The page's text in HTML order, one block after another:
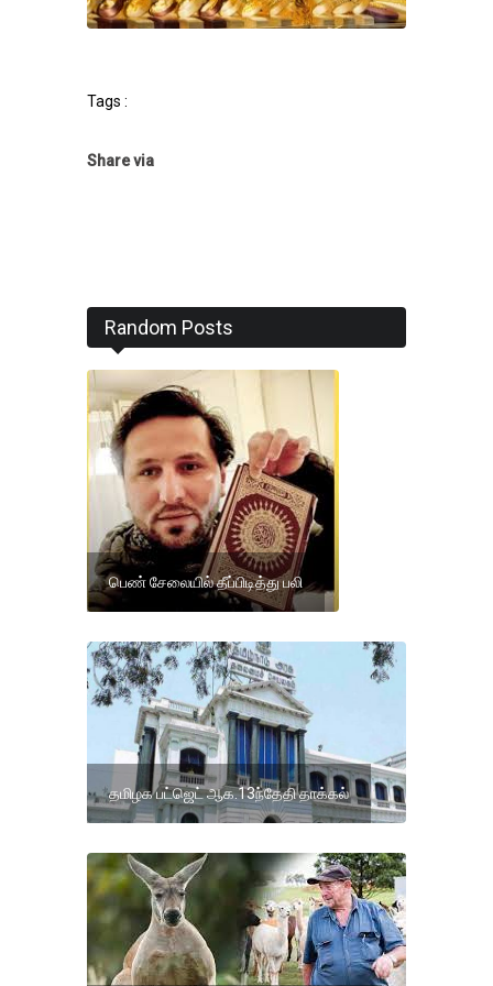
Tags :
Share via
Random Posts
பெண் சேலையில் தீப்பிடித்து பலி
தமிழக பட்ஜெட் ஆக.13ந்தேதி தாக்கல்